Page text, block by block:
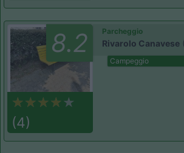
8.2
(4)
Parcheggio
Rivarolo Canavese
Campeggio